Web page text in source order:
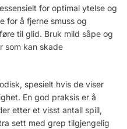
for optimal ytelse og
for å fjerne smuss og
til glid. Bruk mild såpe og
som kan skade
spesielt hvis de viser
En god praksis er å
etter et visst antall spill,
sett med grep tilgjengelig